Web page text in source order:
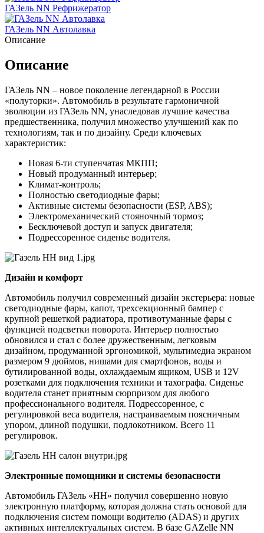
ГАЗель NN Рефрижератор
ГАЗель NN Автолавка
Описание
Описание
ГАЗель NN – новое поколение легендарной в России
«полуторки». Автомобиль в результате гармоничной
эволюции из ГАЗель NN, унаследовав лучшие качества
предшественника, получил множество улучшений как по
технологиям, так и по дизайну. Среди ключевых
характеристик:
Новая 6-ти ступенчатая МКПП;
Новый продуманный интерьер;
Климат-контроль;
Полностью светодиодные фары;
Активные системы безопасности (ESP, ABS);
Электромеханический стояночный тормоз;
Бесключевой доступ и запуск двигателя;
Подрессоренное сиденье водителя.
Дизайн и комфорт
Автомобиль получил современный дизайн экстерьера: новые
светодиодные фары, капот, трехсекционный бампер с
крупной решеткой радиатора, противотуманные фары с
функцией подсветки поворота. Интерьер полностью
обновился и стал с более дружественным, легковым
дизайном, продуманной эргономикой, мультимедиа экраном
размером 9 дюймов, нишами для смартфонов, воды и
бутилированной воды, охлаждаемым ящиком, USB и 12V
розетками для подключения техники и тахографа. Сиденье
водителя станет приятным сюрпризом для любого
профессионального водителя. Подрессоренное, с
регулировкой веса водителя, настраиваемым поясничным
упором, длиной подушки, подлокотником. Всего 11
регулировок.
Электронные помощники и системы безопасности
Автомобиль ГАЗель «НН» получил совершенно новую
электронную платформу, которая должна стать основой для
подключения систем помощи водителю (ADAS) и других
активных интеллектуальных систем. В базе GAZelle NN